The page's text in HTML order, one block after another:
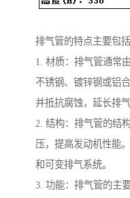
排气管的特点主要包
1. 材质：排气管通常
不锈钢、镀锌钢或铝
并抵抗腐蚀，延长排
2. 结构：排气管的结
压，提高发动机性能
和可变排气系统。
3. 功能：排气管的主